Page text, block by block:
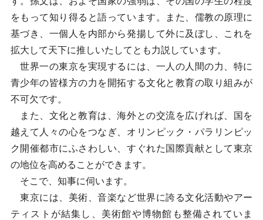
をもって知り得ると語っています。また、儒教の原理に
基づき、一個人を内部から発揚して外に及ぼし、これを
拡大して天下に推しいたしてとも力説しています。
世界一の東京を実現するには、一人の人間の力、特に
青少年の皆様方の力を開拓する文化と教育の取り組みが
不可欠です。
また、文化と教育は、海外との交流を広げれば、国を
越えて人々の心をつなぎ、オリンピック・パラリンピッ
ク開催都市にふさわしい、すぐれた国際貢献として東京
の地位を高めることができます。
そこで、知事に伺います。
東京には、美術、音楽など世界に誇る文化活動やアー
ティストが結集し、美術館や博物館も整備されていま